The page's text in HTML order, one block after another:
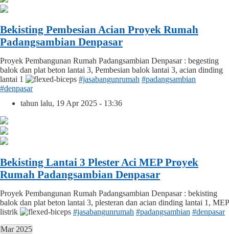
Bekisting Pembesian Acian Proyek Rumah
Padangsambian Denpasar
Proyek Pembangunan Rumah Padangsambian Denpasar : begesting
balok dan plat beton lantai 3, Pembesian balok lantai 3, acian dinding
lantai 1
#jasabangunrumah #padangsambian
#denpasar
tahun lalu, 19 Apr 2025 - 13:36
Bekisting Lantai 3 Plester Aci MEP Proyek
Rumah Padangsambian Denpasar
Proyek Pembangunan Rumah Padangsambian Denpasar : bekisting
balok dan plat beton lantai 3, plesteran dan acian dinding lantai 1, MEP
listrik
#jasabangunrumah #padangsambian #denpasar
Mar 2025